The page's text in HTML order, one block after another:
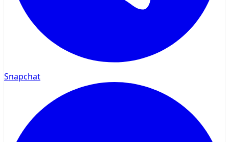
Snapchat